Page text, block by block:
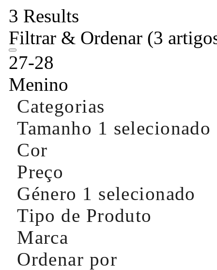
3 Results
Filtrar & Ordenar (3
27-28
Menino
Categorias
Tamanho 1 selecionado
Cor
Preço
Género 1 selecionado
Tipo de Produto
Marca
Ordenar por